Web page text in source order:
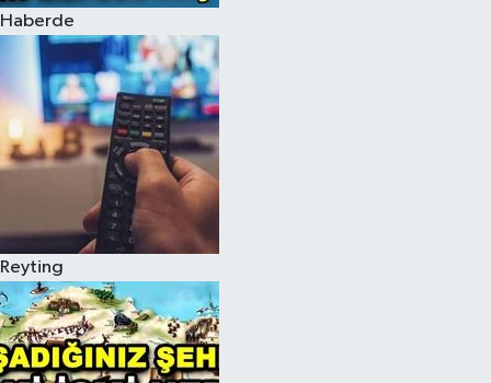
Haberde
Reyting